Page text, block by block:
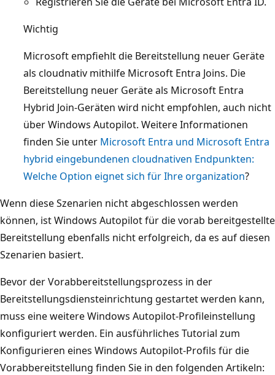
Wichtig
Microsoft empfiehlt die Bereitstellung neuer Geräte
als cloudnativ mithilfe Microsoft Entra Joins. Die
Bereitstellung neuer Geräte als Microsoft Entra
Hybrid Join-Geräten wird nicht empfohlen, auch nicht
über Windows Autopilot. Weitere Informationen
finden Sie unter Microsoft Entra und Microsoft Entra
hybrid eingebundenen cloudnativen Endpunkten:
Welche Option eignet sich für Ihre organization?
Wenn diese Szenarien nicht abgeschlossen werden
können, ist Windows Autopilot für die vorab bereitgestellte
Bereitstellung ebenfalls nicht erfolgreich, da es auf diesen
Szenarien basiert.
Bevor der Vorabbereitstellungsprozess in der
Bereitstellungsdiensteinrichtung gestartet werden kann,
muss eine weitere Windows Autopilot-Profileinstellung
konfiguriert werden. Ein ausführliches Tutorial zum
Konfigurieren eines Windows Autopilot-Profils für die
Vorabbereitstellung finden Sie in den folgenden Artikeln: